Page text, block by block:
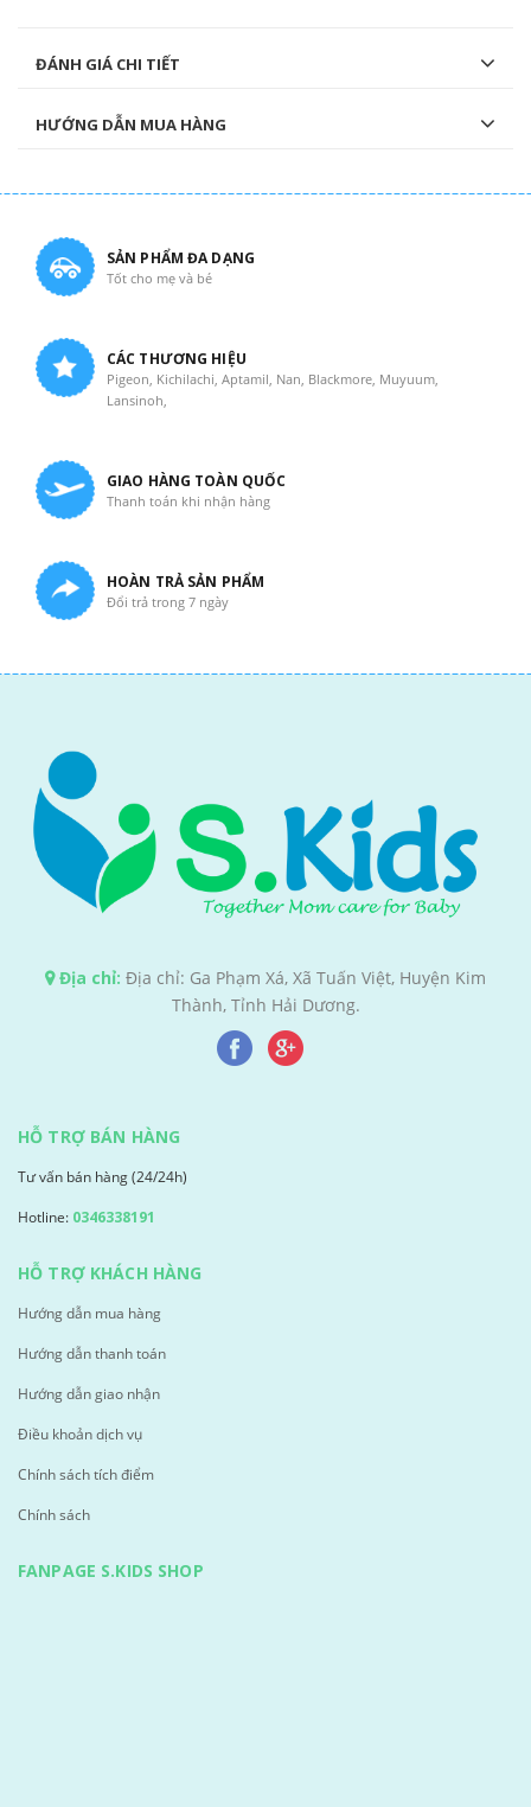
ĐÁNH GIÁ CHI TIẾT
HƯỚNG DẪN MUA HÀNG
SẢN PHẨM ĐA DẠNG
Tốt cho mẹ và bé
CÁC THƯƠNG HIỆU
Pigeon, Kichilachi, Aptamil, Nan, Blackmore, Muyuum,
Lansinoh,
GIAO HÀNG TOÀN QUỐC
Thanh toán khi nhận hàng
HOÀN TRẢ SẢN PHẨM
Đổi trả trong 7 ngày
Địa chỉ: Địa chỉ: Ga Phạm Xá, Xã Tuấn Việt, Huyện Kim
Thành, Tỉnh Hải Dương.
HỖ TRỢ BÁN HÀNG
Tư vấn bán hàng (24/24h)
Hotline: 0346338191
HỖ TRỢ KHÁCH HÀNG
Hướng dẫn mua hàng
Hướng dẫn thanh toán
Hướng dẫn giao nhận
Điều khoản dịch vụ
Chính sách tích điểm
Chính sách
FANPAGE S.KIDS SHOP